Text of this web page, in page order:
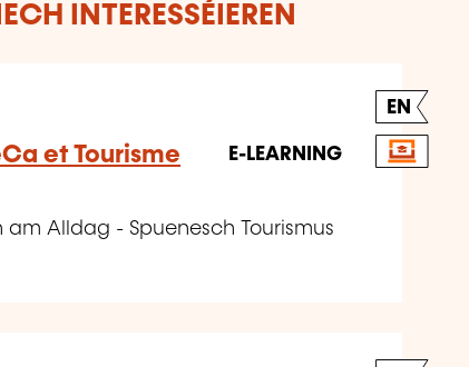
INTERESSÉIEREN
EN
et Tourisme E-LEARNING
Alldag - Spuenesch Tourismus